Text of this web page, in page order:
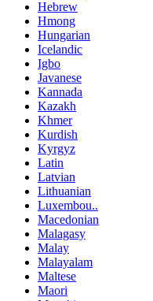
Hebrew
Hmong
Hungarian
Icelandic
Igbo
Javanese
Kannada
Kazakh
Khmer
Kurdish
Kyrgyz
Latin
Latvian
Lithuanian
Luxembou..
Macedonian
Malagasy
Malay
Malayalam
Maltese
Maori